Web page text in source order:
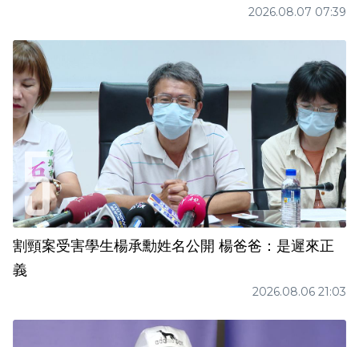
2026.08.07 07:39
割頸案受害學生楊承勳姓名公開 楊爸爸：是遲來正
義
2026.08.06 21:03